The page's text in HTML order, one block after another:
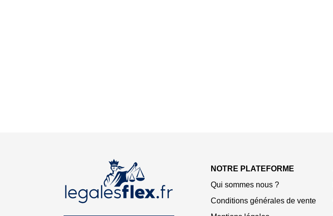
NOTRE PLATEFORME
Qui sommes nous ?
Conditions générales de vente